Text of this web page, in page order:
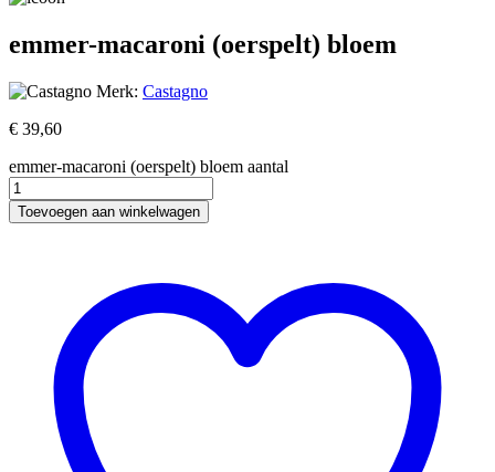
emmer-macaroni (oerspelt) bloem
Merk: Castagno
€ 39,60
emmer-macaroni (oerspelt) bloem aantal
Toevoegen aan winkelwagen